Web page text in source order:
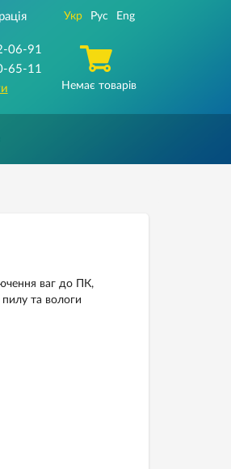
06-91
65-11
Укр Рус Eng
Немає товарів
ваг до ПК,
та вологи